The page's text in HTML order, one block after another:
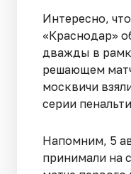
Интересно,
«Краснодар»
дважды в
решающем
москвичи
серии
Напомним, 5
принимали на